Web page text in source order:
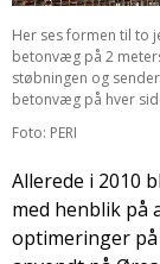
Her ses formen til to
betonvæg på 2
støbningen og
betonvæg på hver
Foto: PERI
Allerede i 2010
med henblik på
optimeringer